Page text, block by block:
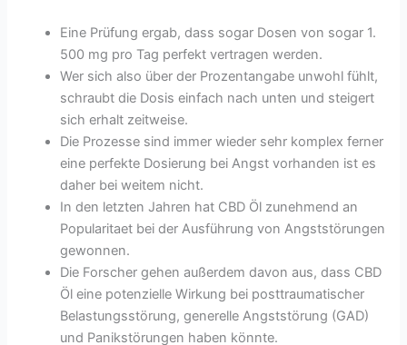
Eine Prüfung ergab, dass sogar Dosen von sogar 1.
500 mg pro Tag perfekt vertragen werden.
Wer sich also über der Prozentangabe unwohl fühlt,
schraubt die Dosis einfach nach unten und steigert
sich erhalt zeitweise.
Die Prozesse sind immer wieder sehr komplex ferner
eine perfekte Dosierung bei Angst vorhanden ist es
daher bei weitem nicht.
In den letzten Jahren hat CBD Öl zunehmend an
Popularitaet bei der Ausführung von Angststörungen
gewonnen.
Die Forscher gehen außerdem davon aus, dass CBD
Öl eine potenzielle Wirkung bei posttraumatischer
Belastungsstörung, generelle Angststörung (GAD)
und Panikstörungen haben könnte.